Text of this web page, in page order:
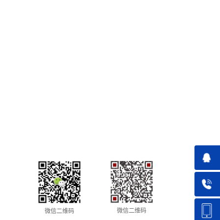
微信二维码 微信二维码